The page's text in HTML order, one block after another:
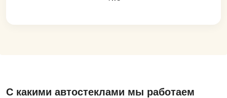
С какими автостеклами мы работаем